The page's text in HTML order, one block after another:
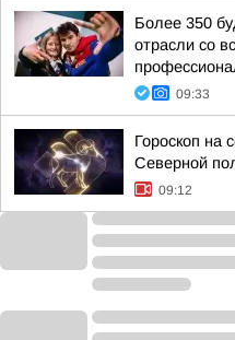
Более 350
отрасли со
09:33
Гороскоп на
Северной
09:12